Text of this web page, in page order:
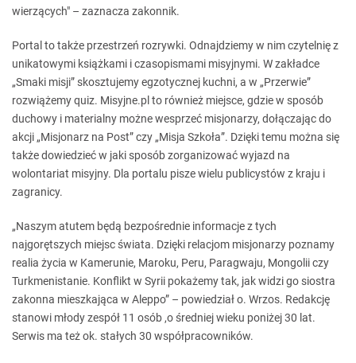
wierzących" – zaznacza zakonnik.
Portal to także przestrzeń rozrywki. Odnajdziemy w nim czytelnię z
unikatowymi książkami i czasopismami misyjnymi. W zakładce
„Smaki misji” skosztujemy egzotycznej kuchni, a w „Przerwie”
rozwiążemy quiz. Misyjne.pl to również miejsce, gdzie w sposób
duchowy i materialny możne wesprzeć misjonarzy, dołączając do
akcji „Misjonarz na Post” czy „Misja Szkoła”. Dzięki temu można się
także dowiedzieć w jaki sposób zorganizować wyjazd na
wolontariat misyjny. Dla portalu pisze wielu publicystów z kraju i
zagranicy.
„Naszym atutem będą bezpośrednie informacje z tych
najgorętszych miejsc świata. Dzięki relacjom misjonarzy poznamy
realia życia w Kamerunie, Maroku, Peru, Paragwaju, Mongolii czy
Turkmenistanie. Konflikt w Syrii pokażemy tak, jak widzi go siostra
zakonna mieszkająca w Aleppo” – powiedział o. Wrzos. Redakcję
stanowi młody zespół 11 osób ,o średniej wieku poniżej 30 lat.
Serwis ma też ok. stałych 30 współpracowników.